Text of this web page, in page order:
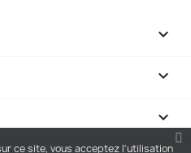



ce site, vous acceptez l'utilisation